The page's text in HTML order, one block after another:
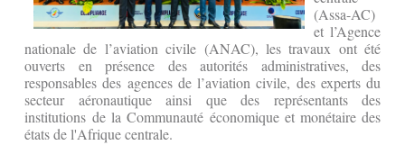
(Assa-AC)
et l’Agence
nationale de l’aviation civile (ANAC), les travaux ont été
ouverts en présence des autorités administratives, des
responsables des agences de l’aviation civile, des experts du
secteur aéronautique ainsi que des représentants des
institutions de la Communauté économique et monétaire des
états de l'Afrique centrale.